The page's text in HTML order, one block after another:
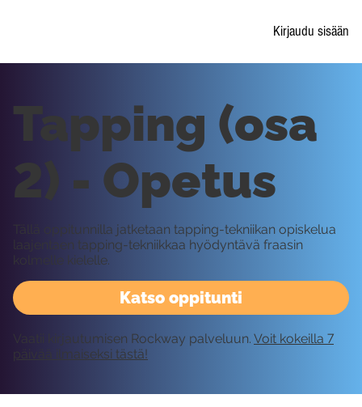
Kirjaudu sisään
Katso oppitunti
Tapping (osa
2) - Opetus
Tällä oppitunnilla jatketaan tapping-tekniikan opiskelua
laajentaen tapping-tekniikkaa hyödyntävä fraasin
kolmelle kielelle.
Vaatii kirjautumisen Rockway palveluun. Voit kokeilla 7
päivää ilmaiseksi tästä!